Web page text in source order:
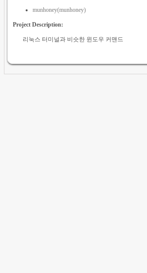
munhoney(munhoney)
Project Description:
리눅스 터미널과 비슷한 윈도우 커맨드